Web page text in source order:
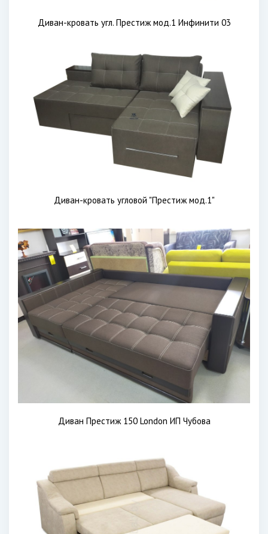
Диван-кровать угл. Престиж мод.1 Инфинити 03
Диван-кровать угловой "Престиж мод.1"
Диван Престиж 150 London ИП Чубова